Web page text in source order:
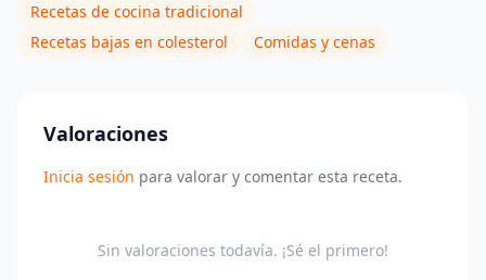
Recetas de cocina tradicional
Recetas bajas en colesterol
Comidas y cenas
Valoraciones
Inicia sesión para valorar y comentar esta receta.
Sin valoraciones todavía. ¡Sé el primero!